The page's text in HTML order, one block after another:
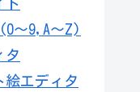
ト
～9,A～Z)
タ
エディタ